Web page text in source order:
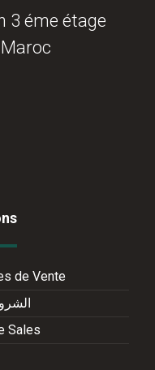
3 éme étage
de Vente
Sales